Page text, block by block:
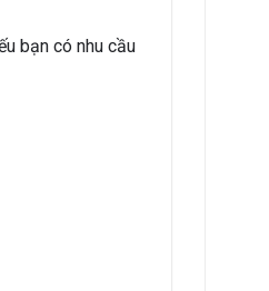
bạn có nhu cầu